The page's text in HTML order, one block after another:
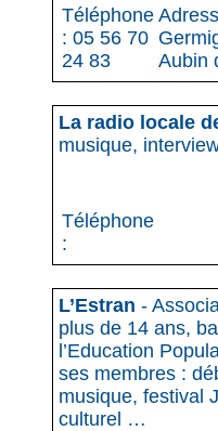
Téléphone
: 05 56 70
24 83
Aubin
La radio locale
musique,
Téléphone
:
L’Estran -
plus de 14 ans,
l’Education
ses membres :
musique, festival
culturel …